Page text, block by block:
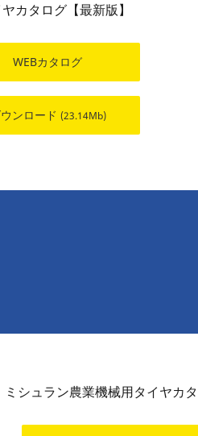
カタログ【最新版】
WEBカタログ
ンロード (23.14Mb)
ミシュラン農業機械用タイヤカ